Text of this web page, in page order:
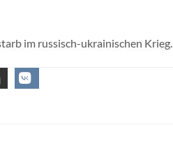
im russisch-ukrainischen Krieg.